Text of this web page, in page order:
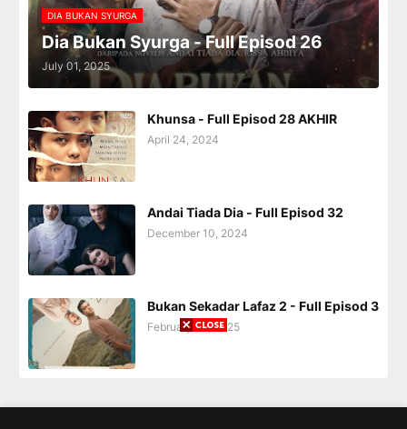
DIA BUKAN SYURGA
Dia Bukan Syurga - Full Episod 26
July 01, 2025
Khunsa - Full Episod 28 AKHIR
April 24, 2024
Andai Tiada Dia - Full Episod 32
December 10, 2024
Bukan Sekadar Lafaz 2 - Full Episod 3
February 28, 2025